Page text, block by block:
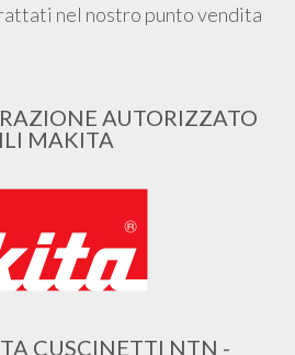
nel nostro punto vendita
AUTORIZZATO
MAKITA
CUSCINETTI NTN -